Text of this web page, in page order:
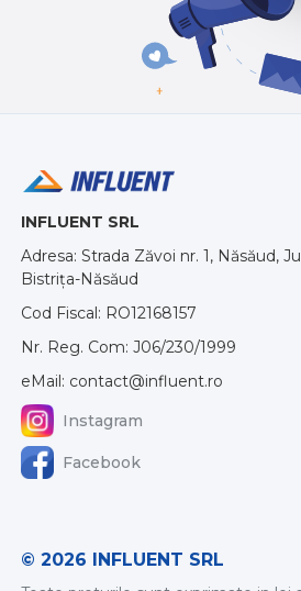
INFLUENT SRL
Adresa: Strada Zăvoi nr. 1, Năsăud,
Bistrița-Năsăud
Cod Fiscal: RO12168157
Nr. Reg. Com: J06/230/1999
eMail: contact@influent.ro
Instagram
Facebook
© 2026 INFLUENT SRL